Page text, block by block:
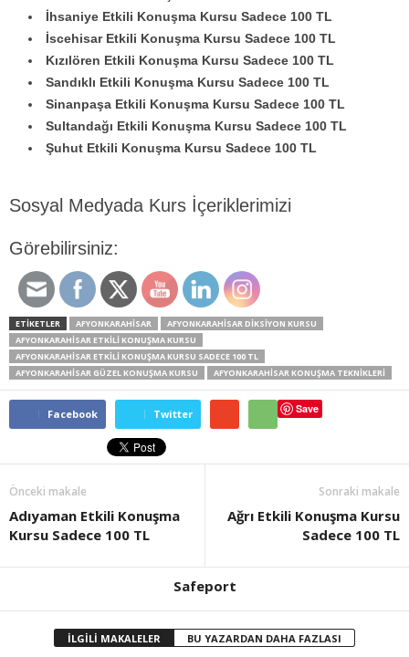
İhsaniye Etkili Konuşma Kursu Sadece 100 TL
İscehisar Etkili Konuşma Kursu Sadece 100 TL
Kızılören Etkili Konuşma Kursu Sadece 100 TL
Sandıklı Etkili Konuşma Kursu Sadece 100 TL
Sinanpaşa Etkili Konuşma Kursu Sadece 100 TL
Sultandağı Etkili Konuşma Kursu Sadece 100 TL
Şuhut Etkili Konuşma Kursu Sadece 100 TL
Sosyal Medyada Kurs İçeriklerimizi
Görebilirsiniz:
ETİKETLER AFYONKARAHISAR
AFYONKARAHISAR DIKSIYON KURSU
AFYONKARAHISAR ETKILI KONUŞMA KURSU
AFYONKARAHISAR ETKILI KONUŞMA KURSU SADECE 100 TL
AFYONKARAHISAR GÜZEL KONUŞMA KURSU
AFYONKARAHISAR KONUŞMA TEKNIKLERI
Facebook Twitter Save
Önceki makale
Adıyaman Etkili Konuşma
Kursu Sadece 100 TL
Sonraki makale
Ağrı Etkili Konuşma Kursu
Sadece 100 TL
Safeport
İLGİLİ MAKALELER BU YAZARDAN DAHA FAZLASI